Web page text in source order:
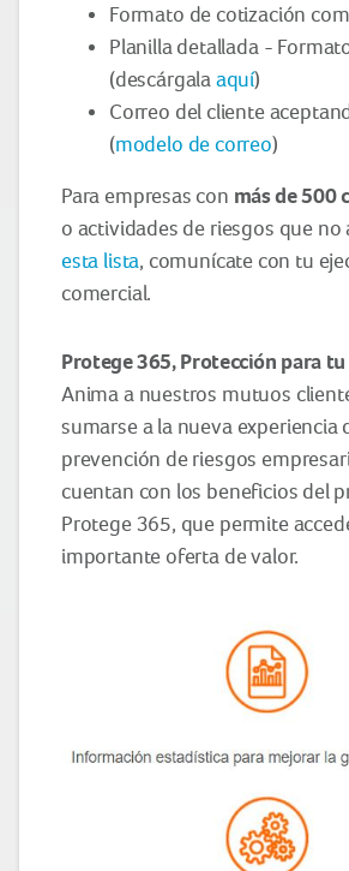
Formato de cotización
Planilla detallada -
(descárgala aquí)
Correo del cliente
(modelo de correo)
Para empresas con más de 500
o actividades de riesgos que no
esta lista, comunícate con tu
comercial.
Protege 365, Protección para
Anima a nuestros mutuos
sumarse a la nueva experiencia
prevención de riesgos
cuentan con los beneficios del
Protege 365, que permite
importante oferta de valor.